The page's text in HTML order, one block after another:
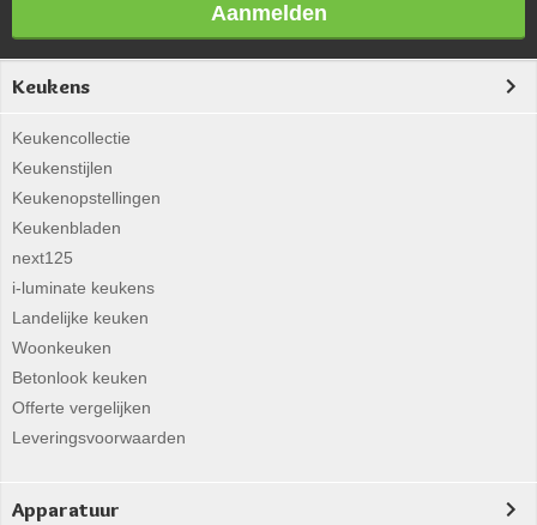
Aanmelden
Keukens
Keukencollectie
Keukenstijlen
Keukenopstellingen
Keukenbladen
next125
i-luminate keukens
Landelijke keuken
Woonkeuken
Betonlook keuken
Offerte vergelijken
Leveringsvoorwaarden
Apparatuur